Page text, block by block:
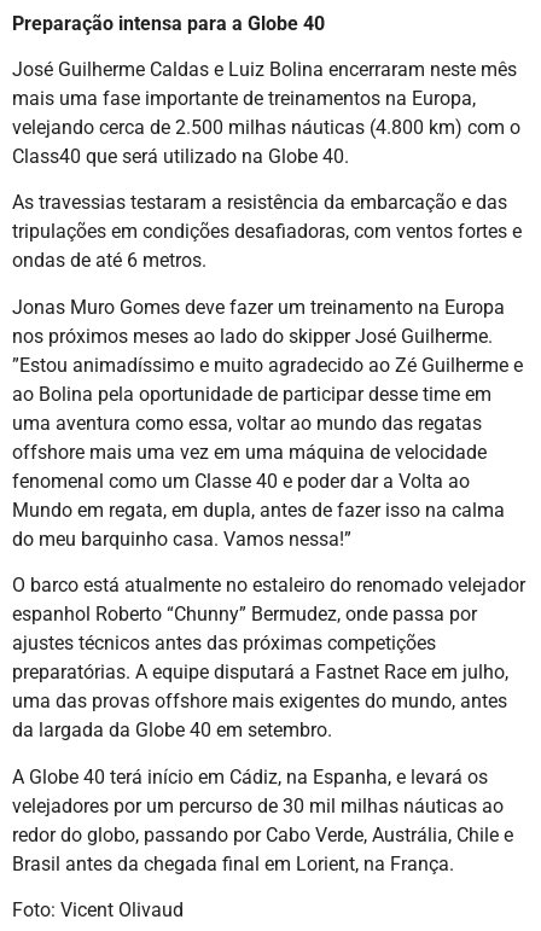
Preparação intensa para a Globe 40
José Guilherme Caldas e Luiz Bolina encerraram neste mês
mais uma fase importante de treinamentos na Europa,
velejando cerca de 2.500 milhas náuticas (4.800 km) com o
Class40 que será utilizado na Globe 40.
As travessias testaram a resistência da embarcação e das
tripulações em condições desafiadoras, com ventos fortes e
ondas de até 6 metros.
Jonas Muro Gomes deve fazer um treinamento na Europa
nos próximos meses ao lado do skipper José Guilherme.
”Estou animadíssimo e muito agradecido ao Zé Guilherme e
ao Bolina pela oportunidade de participar desse time em
uma aventura como essa, voltar ao mundo das regatas
offshore mais uma vez em uma máquina de velocidade
fenomenal como um Classe 40 e poder dar a Volta ao
Mundo em regata, em dupla, antes de fazer isso na calma
do meu barquinho casa. Vamos nessa!”
O barco está atualmente no estaleiro do renomado velejador
espanhol Roberto “Chunny” Bermudez, onde passa por
ajustes técnicos antes das próximas competições
preparatórias. A equipe disputará a Fastnet Race em julho,
uma das provas offshore mais exigentes do mundo, antes
da largada da Globe 40 em setembro.
A Globe 40 terá início em Cádiz, na Espanha, e levará os
velejadores por um percurso de 30 mil milhas náuticas ao
redor do globo, passando por Cabo Verde, Austrália, Chile e
Brasil antes da chegada final em Lorient, na França.
Foto: Vicent Olivaud